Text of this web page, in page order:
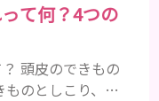
て何？4つの
頭皮のできもの
のとしこり、と